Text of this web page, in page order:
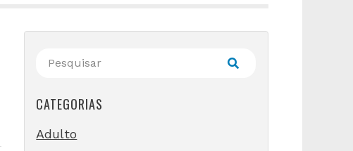
CATEGORIAS
Adulto